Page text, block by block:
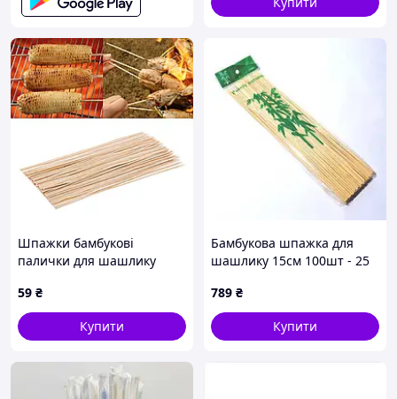
Шпажки бамбукові
палички для шашлику
мм) 100шт/уп.
59 ₴
Купити
Бамбукова шпажка для
шашлику 15см 100шт - 25
789 ₴
Купити